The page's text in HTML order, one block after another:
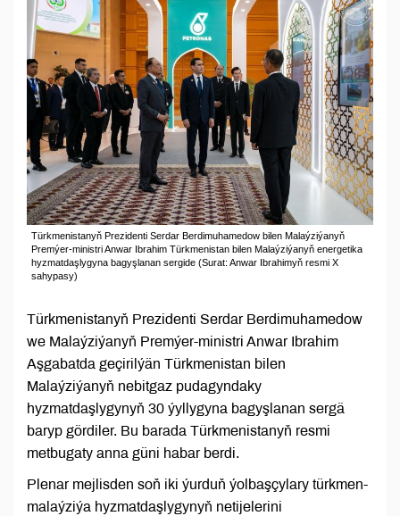
Türkmenistanyň Prezidenti Serdar Berdimuhamedow bilen Malaýziýanyň
Premýer-ministri Anwar Ibrahim Türkmenistan bilen Malaýziýanyň energetika
hyzmatdaşlygyna bagyşlanan sergide (Surat: Anwar Ibrahimyň resmi X
sahypasy)
Türkmenistanyň Prezidenti Serdar Berdimuhamedow
we Malaýziýanyň Premýer-ministri Anwar Ibrahim
Aşgabatda geçirilýän Türkmenistan bilen
Malaýziýanyň nebitgaz pudagyndaky
hyzmatdaşlygynyň 30 ýyllygyna bagyşlanan sergä
baryp gördiler. Bu barada Türkmenistanyň resmi
metbugaty anna güni habar berdi.
Plenar mejlisden soň iki ýurduň ýolbaşçylary türkmen-
malaýziýa hyzmatdaşlygynyň netijelerini